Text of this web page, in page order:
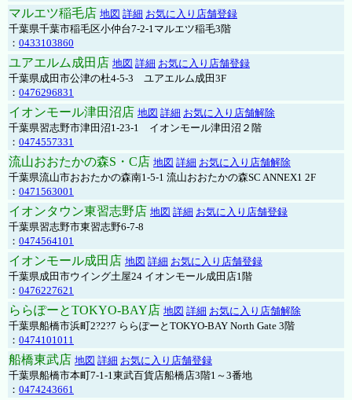
マルエツ稲毛店 地図 詳細 お気に入り店舗登録
千葉県千葉市稲毛区小仲台7-2-1マルエツ稲毛3階
： 0433103860
ユアエルム成田店 地図 詳細 お気に入り店舗登録
千葉県成田市公津の杜4-5-3 ユアエルム成田3F
： 0476296831
イオンモール津田沼店 地図 詳細 お気に入り店舗解除
千葉県習志野市津田沼1-23-1 イオンモール津田沼２階
： 0474557331
流山おおたかの森S・C店 地図 詳細 お気に入り店舗解除
千葉県流山市おおたかの森南1-5-1 流山おおたかの森SC ANNEX1 2F
： 0471563001
イオンタウン東習志野店 地図 詳細 お気に入り店舗登録
千葉県習志野市東習志野6-7-8
： 0474564101
イオンモール成田店 地図 詳細 お気に入り店舗登録
千葉県成田市ウイング土屋24 イオンモール成田店1階
： 0476227621
ららぽーとTOKYO-BAY店 地図 詳細 お気に入り店舗解除
千葉県船橋市浜町2?2?7 ららぽーとTOKYO-BAY North Gate 3階
： 0474101011
船橋東武店 地図 詳細 お気に入り店舗登録
千葉県船橋市本町7-1-1東武百貨店船橋店3階1～3番地
： 0474243661